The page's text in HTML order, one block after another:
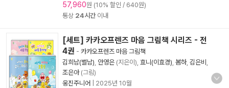
57,960원 (10% 할인 / 640원)
통상 24시간이내
[세트] 카카오프렌즈 마음 그림책 시리즈 - 전
4권 - 카카오프렌즈 마음 그림책
김희남(별남) 안영은 (지은이), 효니(이효경) 봄하, 김은비
조은아(그림)
웅진주니어
2025년 10월